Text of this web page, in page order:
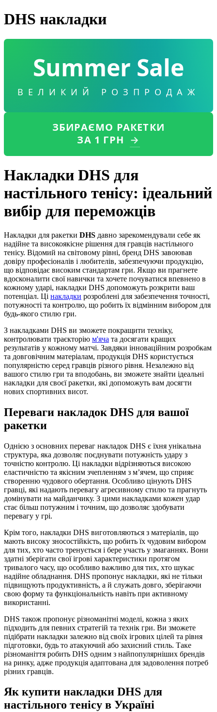
DHS накладки
Summer Sale
ВЕЛИКИЙ РОЗПРОДАЖ
ЗБИРАЄМО РАКЕТКИ
ЗА 1 ГРН →
Накладки DHS для
настільного тенісу: ідеальний
вибір для переможців
Накладки для ракетки DHS давно зарекомендували себе як
надійне та високоякісне рішення для гравців настільного
тенісу. Відомий на світовому рівні, бренд DHS завоював
довіру професіоналів і любителів, забезпечуючи продукцію,
що відповідає високим стандартам гри. Якщо ви прагнете
вдосконалити свої навички та хочете почуватися впевнено в
кожному ударі, накладки DHS допоможуть розкрити ваш
потенціал. Ці накладки розроблені для забезпечення точності,
потужності та контролю, що робить їх відмінним вибором для
будь-якого стилю гри.
З накладками DHS ви зможете покращити техніку,
контролювати траєкторію м'яча та досягати кращих
результатів у кожному матчі. Завдяки інноваційним розробкам
та довговічним матеріалам, продукція DHS користується
популярністю серед гравців різного рівня. Незалежно від
вашого стилю гри та вподобань, ви зможете знайти ідеальні
накладки для своєї ракетки, які допоможуть вам досягти
нових спортивних висот.
Переваги накладок DHS для вашої
ракетки
Однією з основних переваг накладок DHS є їхня унікальна
структура, яка дозволяє поєднувати потужність удару з
точністю контролю. Ці накладки відрізняються високою
еластичністю та якісним зчепленням з м’ячем, що сприяє
створенню чудового обертання. Особливо цінують DHS
гравці, які надають перевагу агресивному стилю та прагнуть
домінувати на майданчику. З цими накладками кожен удар
стає більш потужним і точним, що дозволяє здобувати
перевагу у грі.
Крім того, накладки DHS виготовляються з матеріалів, що
мають високу зносостійкість, що робить їх чудовим вибором
для тих, хто часто тренується і бере участь у змаганнях. Вони
здатні зберігати свої ігрові характеристики протягом
тривалого часу, що особливо важливо для тих, хто шукає
надійне обладнання. DHS пропонує накладки, які не тільки
підвищують продуктивність, а й служать довго, зберігаючи
свою форму та функціональність навіть при активному
використанні.
DHS також пропонує різноманітні моделі, кожна з яких
підходить для певних стратегій та технік гри. Ви зможете
підібрати накладки залежно від своїх ігрових цілей та рівня
підготовки, будь то атакуючий або захисний стиль. Таке
різноманіття робить DHS одним з найпопулярніших брендів
на ринку, адже продукція адаптована для задоволення потреб
різних гравців.
Як купити накладки DHS для
настільного тенісу в Україні